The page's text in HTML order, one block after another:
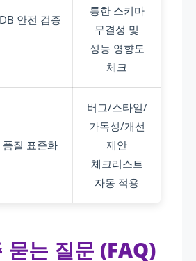
DB 안전 검증
통한 스키마
무결성 및
성능 영향도
체크
품질 표준화
버그/스타일/
가독성/개선
제안
체크리스트
자동 적용
묻는 질문 (FAQ)